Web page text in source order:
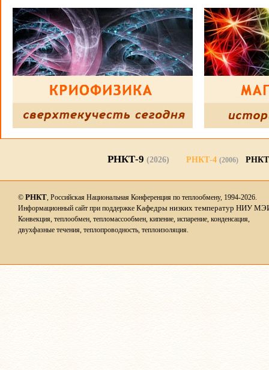
РНКТ-9 (2026) РНКТ-4 (2006)
© РНКТ, Российская Национальная Конференция по теплообмену, 1994-2026.
Информационный сайт при поддержке Кафедры низких температур НИУ
Конвекция, теплообмен, тепломассообмен, кипение, испарение, конденсация,
двухфазные течения, теплопроводность, теплоизоляция.